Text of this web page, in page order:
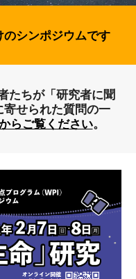
シンポジウムです
たちが「研究者に聞
せられた質問の一
らご覧ください。